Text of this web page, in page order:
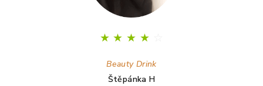
★ ★ ★ ★
Beauty Drink
Štěpánka H